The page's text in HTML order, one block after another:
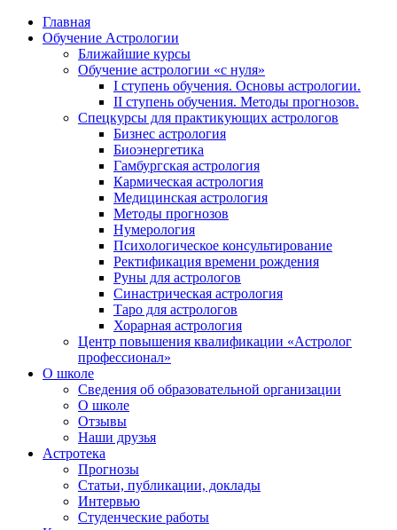
Главная
Обучение Астрологии
Ближайшие курсы
Обучение астрологии «с нуля»
I ступень обучения. Основы астрологии.
II ступень обучения. Методы прогнозов.
Спецкурсы для практикующих астрологов
Бизнес астрология
Биоэнергетика
Гамбургская астрология
Кармическая астрология
Медицинская астрология
Методы прогнозов
Нумерология
Психологическое консультирование
Ректификация времени рождения
Руны для астрологов
Синастрическая астрология
Таро для астрологов
Хорарная астрология
Центр повышения квалификации «Астролог
профессионал»
О школе
Сведения об образовательной организации
О школе
Отзывы
Наши друзья
Астротека
Прогнозы
Статьи, публикации, доклады
Интервью
Студенческие работы